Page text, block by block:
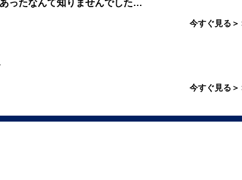
ったなんて知りませんでした…
今すぐ見る＞
今すぐ見る＞